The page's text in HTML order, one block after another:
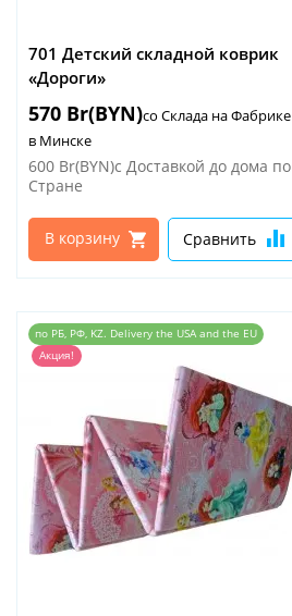
701 Детский складной коврик
«Дороги»
570 Br(BYN)со Склада на Фабрике
в Минске
600 Br(BYN)с Доставкой до дома по
Стране
В корзину Сравнить
по РБ, РФ, KZ. Delivery the USA and the EU
Акция!